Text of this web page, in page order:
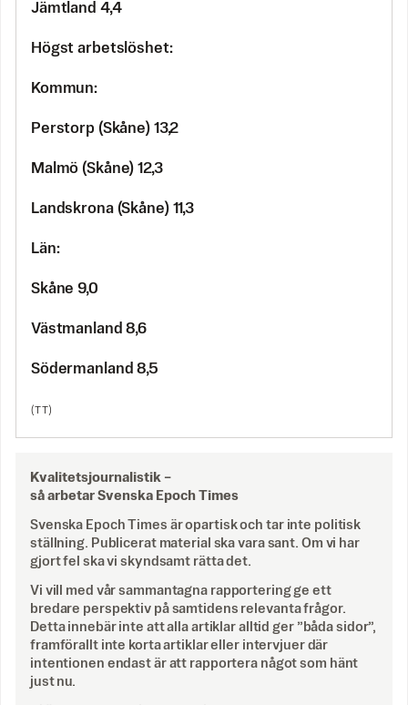
Jämtland 4,4
Högst arbetslöshet:
Kommun:
Perstorp (Skåne) 13,2
Malmö (Skåne) 12,3
Landskrona (Skåne) 11,3
Län:
Skåne 9,0
Västmanland 8,6
Södermanland 8,5
(TT)
Kvalitetsjournalistik –
så arbetar Svenska Epoch Times
Svenska Epoch Times är opartisk och tar inte politisk
ställning. Publicerat material ska vara sant. Om vi har
gjort fel ska vi skyndsamt rätta det.
Vi vill med vår sammantagna rapportering ge ett
bredare perspektiv på samtidens relevanta frågor.
Detta innebär inte att alla artiklar alltid ger ”båda sidor”,
framförallt inte korta artiklar eller intervjuer där
intentionen endast är att rapportera något som hänt
just nu.